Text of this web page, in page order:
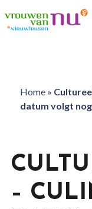
Home»
datum volgt nog
–